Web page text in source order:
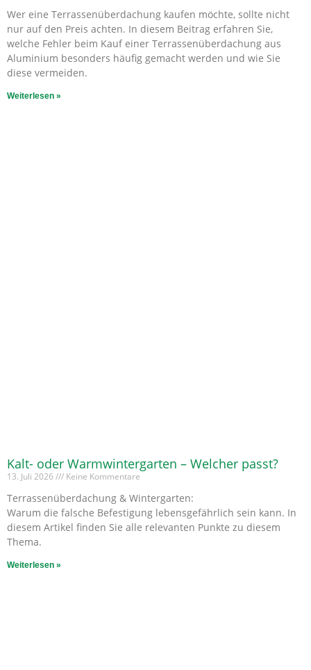
Wer eine Terrassenüberdachung kaufen möchte, sollte nicht
nur auf den Preis achten. In diesem Beitrag erfahren Sie,
welche Fehler beim Kauf einer Terrassenüberdachung aus
Aluminium besonders häufig gemacht werden und wie Sie
diese vermeiden.
Weiterlesen »
Kalt- oder Warmwintergarten – Welcher passt?
13. Juli 2026 Keine Kommentare
Terrassenüberdachung & Wintergarten:
Warum die falsche Befestigung lebensgefährlich sein kann. In
diesem Artikel finden Sie alle relevanten Punkte zu diesem
Thema.
Weiterlesen »